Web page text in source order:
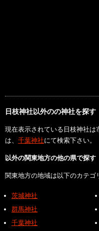
日枝神社以外のの神社を探す
現在表示されている日枝神社
は、 千葉神社にて検索下さい。
以外の関東地方の他の県で探す
関東地方の地域は以下のカテゴ
茨城神社
群馬神社
千葉神社